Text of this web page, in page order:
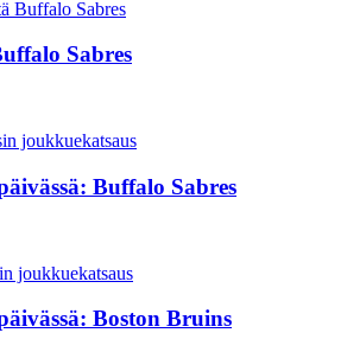
Sabres
Buffalo Sabres
Boston Bruins